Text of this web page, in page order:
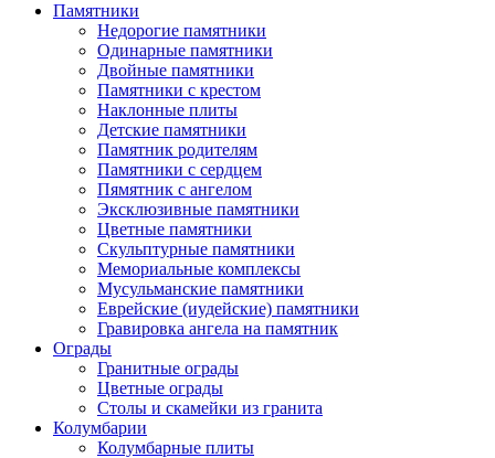
Памятники
Недорогие памятники
Одинарные памятники
Двойные памятники
Памятники с крестом
Наклонные плиты
Детские памятники
Памятник родителям
Памятники с сердцем
Пямятник с ангелом
Эксклюзивные памятники
Цветные памятники
Скульптурные памятники
Мемориальные комплексы
Мусульманские памятники
Еврейские (иудейские) памятники
Гравировка ангела на памятник
Ограды
Гранитные ограды
Цветные ограды
Столы и скамейки из гранита
Колумбарии
Колумбарные плиты